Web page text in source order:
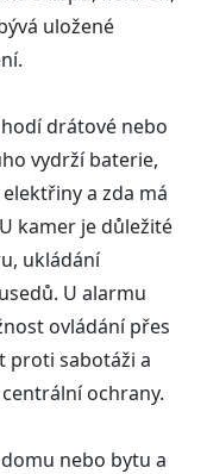
uložené
drátové nebo
vydrží baterie,
a zda má
kamer je důležité
ukládání
U alarmu
ovládání přes
proti sabotáži a
ochrany.
nebo bytu a